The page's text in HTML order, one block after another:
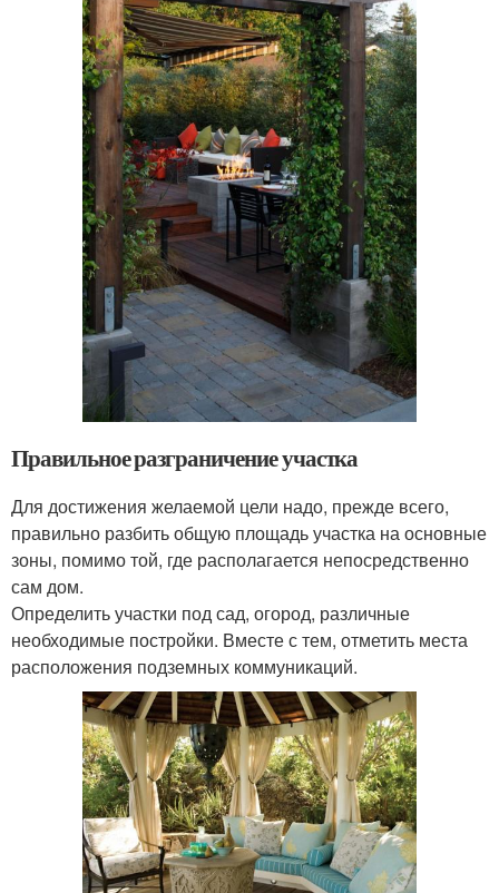
Правильное разграничение участка
Для достижения желаемой цели надо, прежде всего,
правильно разбить общую площадь участка на основные
зоны, помимо той, где располагается непосредственно
сам дом.
Определить участки под сад, огород, различные
необходимые постройки. Вместе с тем, отметить места
расположения подземных коммуникаций.